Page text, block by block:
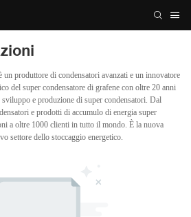
un produttore di condensatori avanzati e un innovatore
del super condensatore di grafene con oltre 20 anni
sviluppo e produzione di super condensatori. Dal
e prodotti di accumulo di energia super
a oltre 1000 clienti in tutto il mondo. È la nuova
settore dello stoccaggio energetico.